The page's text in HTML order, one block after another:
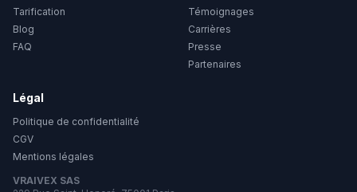
Tarification
Blog
FAQ
Témoignages
Carrières
Presse
Partenaires
Légal
Politique de confidentialité
CGV
Mentions légales
VRAIVEX SAS